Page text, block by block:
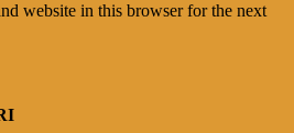
website in this browser for the next